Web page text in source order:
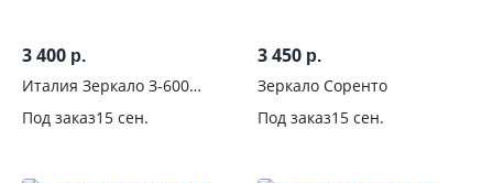
3 400 р.
Италия Зеркало З-600
Под заказ15 сен.
3 450 р.
Зеркало Соренто
Под заказ15 сен.